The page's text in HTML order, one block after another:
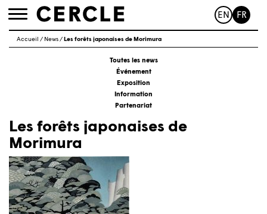
Toggle
EN FR
Accueil / News/ Les forêts japonaises de Morimura
Toutes les news
Événement
Exposition
Information
Partenariat
Les forêts japonaises de
Morimura